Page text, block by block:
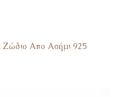
Ζώδιο Απο Ασήμι 925